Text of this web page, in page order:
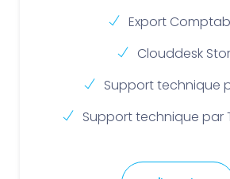
Export
Clouddesk
Support technique
Support technique par